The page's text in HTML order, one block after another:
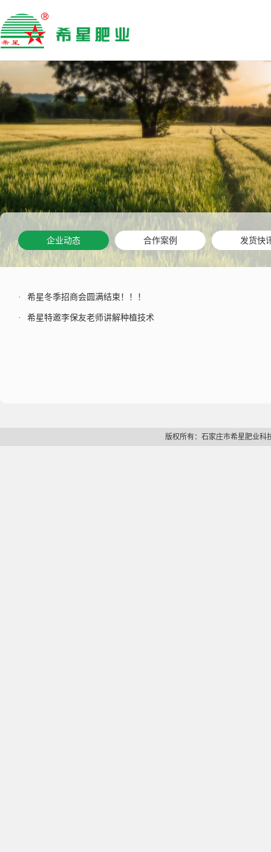
企业动态 合作案例 发货快
· 希星冬季招商会圆满结束！！！
· 希星特邀李保友老师讲解种植技术
版权所有：石家庄市希星肥业科